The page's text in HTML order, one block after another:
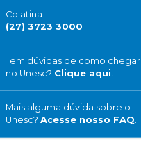
Colatina
(27) 3723 3000
Tem dúvidas de como chegar
no Unesc? Clique aqui.
Mais alguma dúvida sobre o
Unesc? Acesse nosso FAQ.